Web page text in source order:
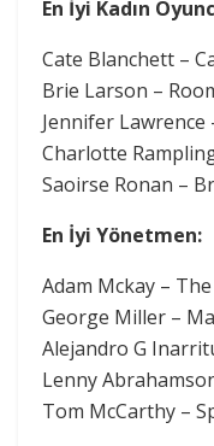
En İyi Kadın
Cate Blanchett –
Brie Larson –
Jennifer Lawrence
Charlotte
Saoirse Ronan –
En İyi Yönetmen:
Adam Mckay –
George Miller –
Alejandro G
Lenny
Tom McCarthy –